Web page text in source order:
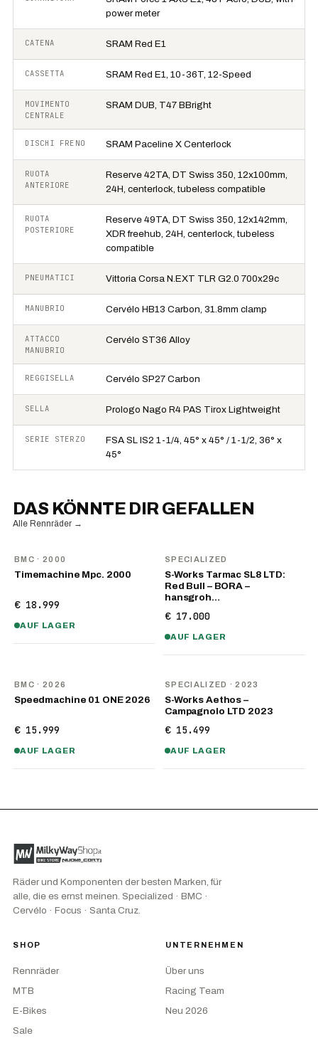
power meter
CATENA SRAM Red E1
CASSETTA SRAM Red E1, 10-36T, 12-Speed
MOVIMENTO
CENTRALE
SRAM DUB, T47 BBright
DISCHI FRENO SRAM Paceline X Centerlock
RUOTA
ANTERIORE
Reserve 42TA, DT Swiss 350, 12x100mm,
24H, centerlock, tubeless compatible
RUOTA
POSTERIORE
Reserve 49TA, DT Swiss 350, 12x142mm,
XDR freehub, 24H, centerlock, tubeless
compatible
PNEUMATICI Vittoria Corsa N.EXT TLR G2.0 700x29c
MANUBRIO Cervélo HB13 Carbon, 31.8mm clamp
ATTACCO
MANUBRIO
Cervélo ST36 Alloy
REGGISELLA Cervélo SP27 Carbon
SELLA Prologo Nago R4 PAS Tirox Lightweight
SERIE STERZO
FSA SL IS2 1-1/4, 45° x 45° / 1-1/2, 36° x
45°
DAS KÖNNTE DIR GEFALLEN
Alle Rennräder →
BMC · 2000
Timemachine Mpc. 2000
€ 18.999
AUF LAGER
SPECIALIZED
S-Works Tarmac SL8 LTD:
Red Bull – BORA –
hansgroh…
€ 17.000
AUF LAGER
BMC · 2026
Speedmachine 01 ONE 2026
€ 15.999
AUF LAGER
SPECIALIZED · 2023
S-Works Aethos –
Campagnolo LTD 2023
€ 15.499
AUF LAGER
Räder und Komponenten der besten Marken, für
alle, die es ernst meinen. Specialized · BMC ·
Cervélo · Focus · Santa Cruz.
SHOP
Rennräder
MTB
E-Bikes
Sale
UNTERNEHMEN
Über uns
Racing Team
Neu 2026